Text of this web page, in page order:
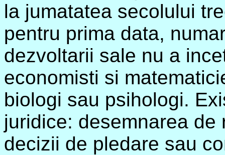
la jumatatea secolului
pentru prima data,
dezvoltarii sale nu a
economisti si
biologi sau psihologi.
juridice: desemnarea
decizii de pledare sau